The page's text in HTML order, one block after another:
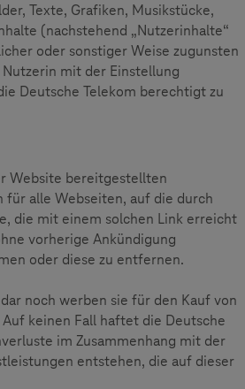
Texte, Grafiken, Musikstücke,
(nachstehend „Nutzerinhalte“
oder sonstiger Weise zugunsten
mit der Einstellung
Deutsche Telekom berechtigt zu
Website bereitgestellten
alle Webseiten, auf die durch
die mit einem solchen Link erreicht
vorherige Ankündigung
oder diese zu entfernen.
noch werben sie für den Kauf von
keinen Fall haftet die Deutsche
im Zusammenhang mit der
entstehen, die auf dieser